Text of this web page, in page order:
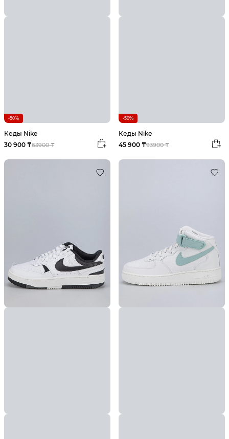
-50%
Кеды Nike
63900 ₸
30 900 ₸
-50%
Кеды Nike
93900 ₸
45 900 ₸